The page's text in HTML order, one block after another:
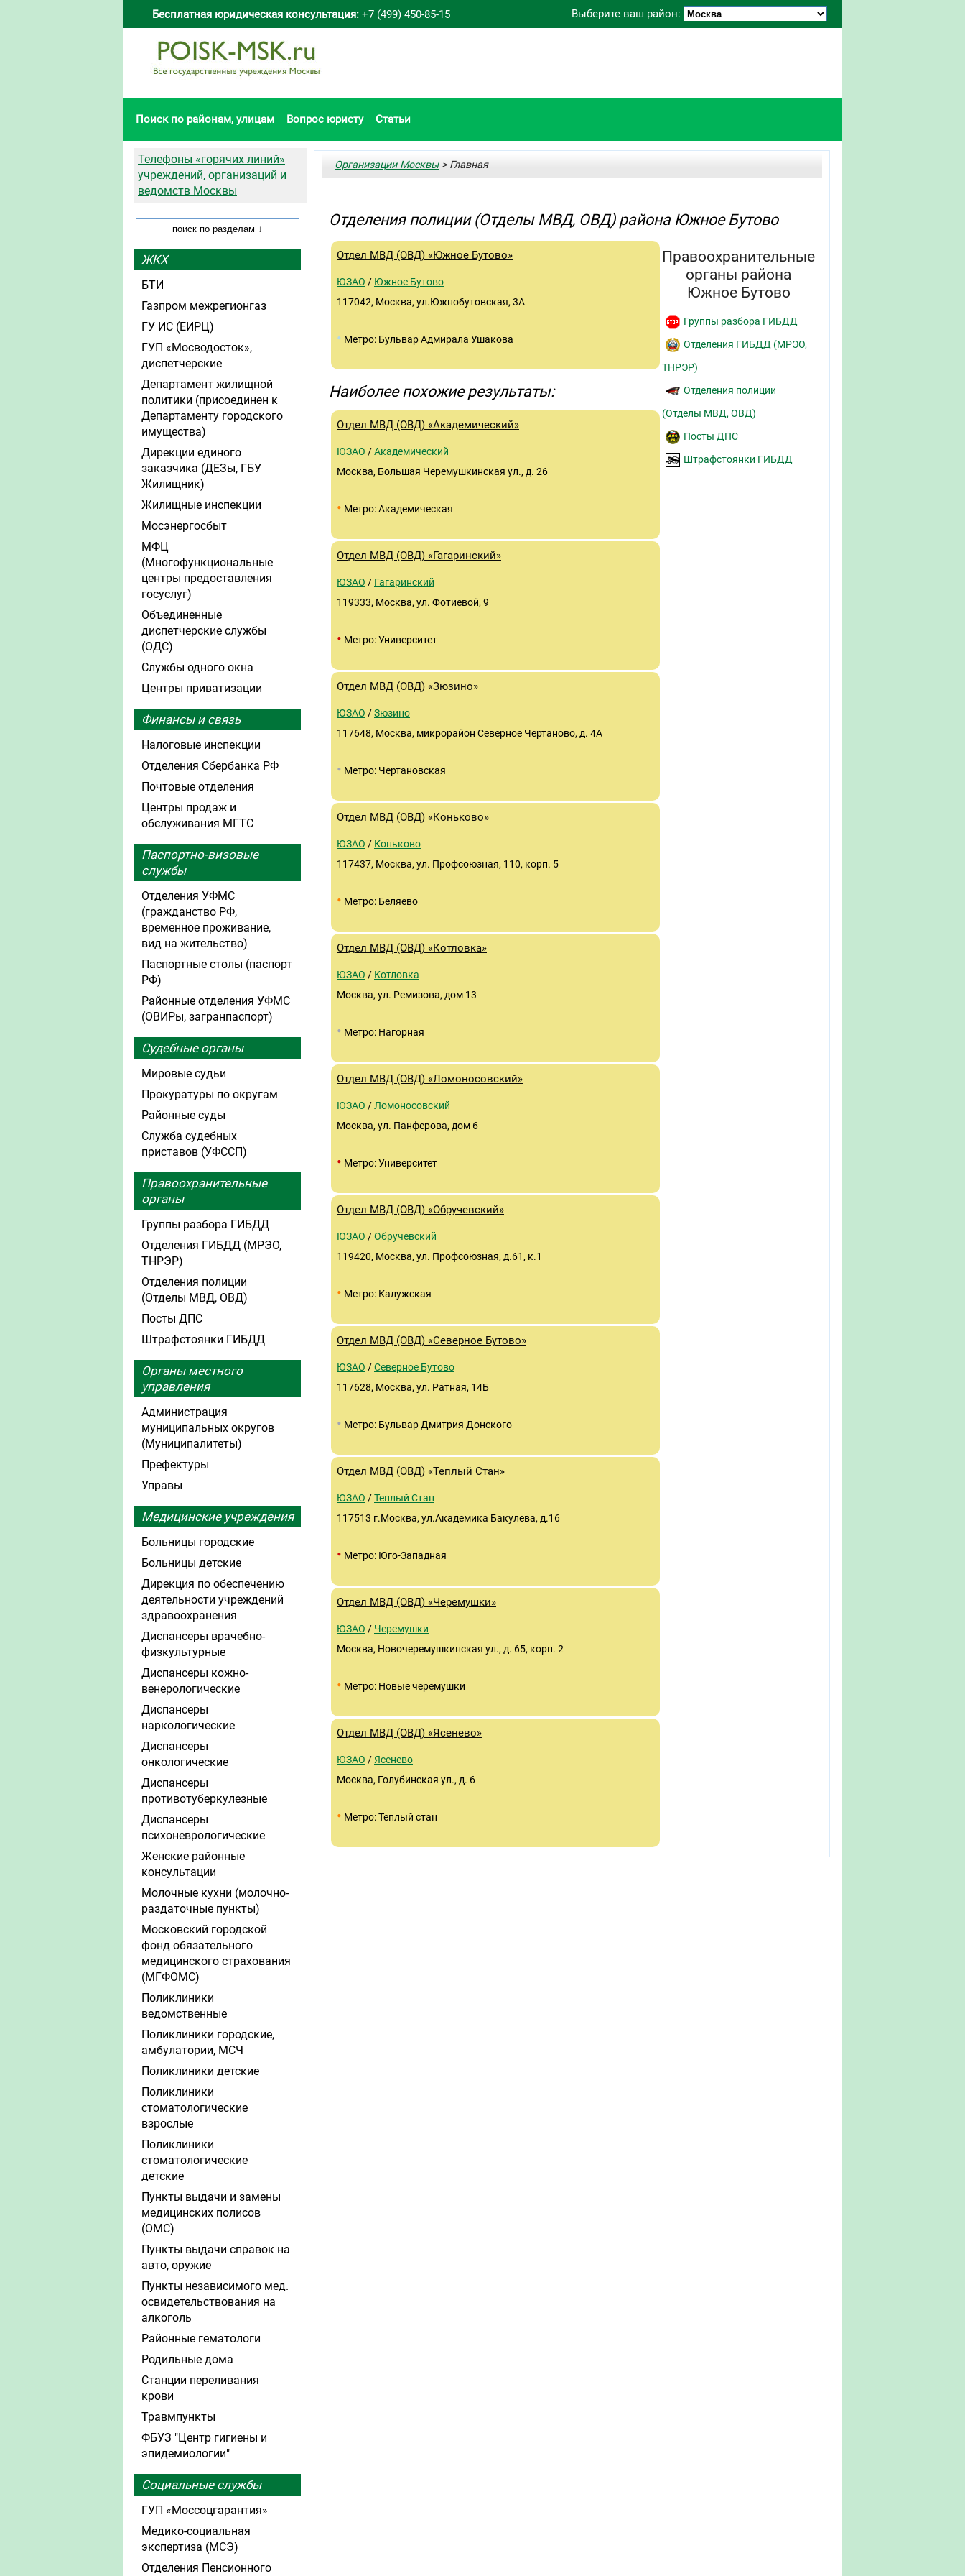
Выберите ваш район:
Бесплатная юридическая консультация: +7 (499) 450-85-15
Поиск по районам, улицам Вопрос юристу Статьи
Организации Москвы> Главная
Отделения полиции (Отделы МВД, ОВД) района Южное Бутово
Отдел МВД (ОВД) «Южное Бутово»
ЮЗАО / Южное Бутово
117042, Москва, ул.Южнобутовская, 3А
• Метро: Бульвар Адмирала Ушакова
Наиболее похожие результаты:
Отдел МВД (ОВД) «Академический»
ЮЗАО /Академический
Москва, Большая Черемушкинская ул., д. 26
• Метро: Академическая
Отдел МВД (ОВД) «Гагаринский»
ЮЗАО / Гагаринский
119333, Москва, ул. Фотиевой, 9
• Метро: Университет
Отдел МВД (ОВД) «Зюзино»
ЮЗАО /Зюзино
117648, Москва, микрорайон Северное Чертаново, д. 4А
• Метро: Чертановская
Отдел МВД (ОВД) «Коньково»
ЮЗАО / Коньково
117437, Москва, ул. Профсоюзная, 110, корп. 5
• Метро: Беляево
Отдел МВД (ОВД) «Котловка»
ЮЗАО / Котловка
Москва, ул. Ремизова, дом 13
• Метро: Нагорная
Отдел МВД (ОВД) «Ломоносовский»
ЮЗАО / Ломоносовский
Москва, ул. Панферова, дом 6
• Метро: Университет
Отдел МВД (ОВД) «Обручевский»
ЮЗАО /Обручевский
119420, Москва, ул. Профсоюзная, д.61, к.1
• Метро: Калужская
Отдел МВД (ОВД) «Северное Бутово»
ЮЗАО /Северное Бутово
117628, Москва, ул. Ратная, 14Б
• Метро: Бульвар Дмитрия Донского
Отдел МВД (ОВД) «Теплый Стан»
ЮЗАО /Теплый Стан
117513 г.Москва, ул.Академика Бакулева, д.16
• Метро: Юго-Западная
Отдел МВД (ОВД) «Черемушки»
ЮЗАО / Черемушки
Москва, Новочеремушкинская ул., д. 65, корп. 2
• Метро: Новые черемушки
Отдел МВД (ОВД) «Ясенево»
ЮЗАО / Ясенево
Москва, Голубинская ул., д. 6
• Метро: Теплый стан
Правоохранительные
органы района
Южное Бутово
Группы разбора ГИБДД
Отделения ГИБДД (МРЭО,
ТНРЭР)
Отделения полиции
(Отделы МВД, ОВД)
Посты ДПС
Штрафстоянки ГИБДД
Телефоны «горячих линий»
учреждений, организаций и
ведомств Москвы
ЖКХ
БТИ
Газпром межрегионгаз
ГУ ИС (ЕИРЦ)
ГУП «Мосводосток»,
диспетчерские
Департамент жилищной
политики (присоединен к
Департаменту городского
имущества)
Дирекции единого
заказчика (ДЕЗы, ГБУ
Жилищник)
Жилищные инспекции
Мосэнергосбыт
МФЦ
(Многофункциональные
центры предоставления
госуслуг)
Объединенные
диспетчерские службы
(ОДС)
Службы одного окна
Центры приватизации
Финансы и связь
Налоговые инспекции
Отделения Сбербанка РФ
Почтовые отделения
Центры продаж и
обслуживания МГТС
Паспортно-визовые
службы
Отделения УФМС
(гражданство РФ,
временное проживание,
вид на жительство)
Паспортные столы (паспорт
РФ)
Районные отделения УФМС
(ОВИРы, загранпаспорт)
Судебные органы
Мировые судьи
Прокуратуры по округам
Районные суды
Служба судебных
приставов (УФССП)
Правоохранительные
органы
Группы разбора ГИБДД
Отделения ГИБДД (МРЭО,
ТНРЭР)
Отделения полиции
(Отделы МВД, ОВД)
Посты ДПС
Штрафстоянки ГИБДД
Органы местного
управления
Администрация
муниципальных округов
(Муниципалитеты)
Префектуры
Управы
Медицинские учреждения
Больницы городские
Больницы детские
Дирекция по обеспечению
деятельности учреждений
здравоохранения
Диспансеры врачебно-
физкультурные
Диспансеры кожно-
венерологические
Диспансеры
наркологические
Диспансеры
онкологические
Диспансеры
противотуберкулезные
Диспансеры
психоневрологические
Женские районные
консультации
Молочные кухни (молочно-
раздаточные пункты)
Московский городской
фонд обязательного
медицинского страхования
(МГФОМС)
Поликлиники
ведомственные
Поликлиники городские,
амбулатории, МСЧ
Поликлиники детские
Поликлиники
стоматологические
взрослые
Поликлиники
стоматологические
детские
Пункты выдачи и замены
медицинских полисов
(ОМС)
Пункты выдачи справок на
авто, оружие
Пункты независимого мед.
освидетельствования на
алкоголь
Районные гематологи
Родильные дома
Станции переливания
крови
Травмпункты
ФБУЗ "Центр гигиены и
эпидемиологии"
Социальные службы
ГУП «Моссоцгарантия»
Медико-социальная
экспертиза (МСЭ)
Отделения Пенсионного